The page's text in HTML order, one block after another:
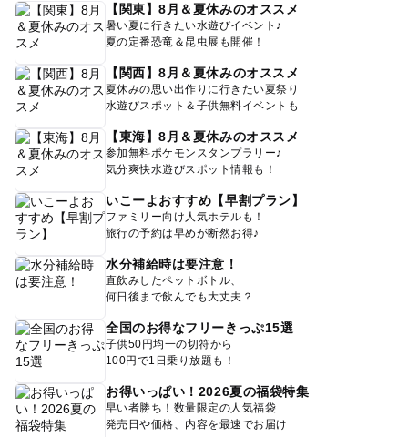
【関東】8月＆夏休みのオススメ
暑い夏に行きたい水遊びイベント♪
夏の定番恐竜＆昆虫展も開催！
【関西】8月＆夏休みのオススメ
夏休みの思い出作りに行きたい夏祭り
水遊びスポット＆子供無料イベントも
【東海】8月＆夏休みのオススメ
参加無料ポケモンスタンプラリー♪
気分爽快水遊びスポット情報も！
いこーよおすすめ【早割プラン】
ファミリー向け人気ホテルも！
旅行の予約は早めが断然お得♪
水分補給時は要注意！
直飲みしたペットボトル、
何日後まで飲んでも大丈夫？
全国のお得なフリーきっぷ15選
子供50円均一の切符から
100円で1日乗り放題も！
お得いっぱい！2026夏の福袋特集
早い者勝ち！数量限定の人気福袋
発売日や価格、内容を最速でお届け